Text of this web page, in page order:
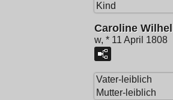
Kind
Caroline
w, * 11 April 1808
Vater-leiblich
Mutter-leiblich